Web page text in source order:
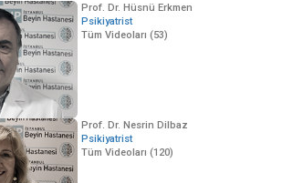
Prof. Dr. Hüsnü Erkmen
Psikiyatrist
Tüm Videoları (53)
Prof. Dr. Nesrin Dilbaz
Psikiyatrist
Tüm Videoları (120)